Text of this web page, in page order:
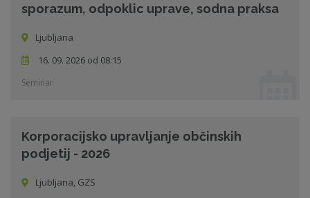
sporazum, odpoklic uprave, sodna praksa
Ljubljana
16. 09. 2026 od 08:15
Seminar
Korporacijsko upravljanje občinskih
podjetij - 2026
Ljubljana, GZS